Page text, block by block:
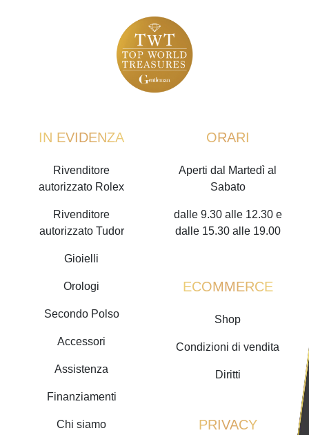
IN EVIDENZA
Rivenditore
autorizzato Rolex
Rivenditore
autorizzato Tudor
Gioielli
Orologi
Secondo Polso
Accessori
Assistenza
Finanziamenti
Chi siamo
ORARI
Aperti dal Martedì al
Sabato
dalle 9.30 alle 12.30 e
dalle 15.30 alle 19.00
ECOMMERCE
Shop
Condizioni di vendita
Diritti
PRIVACY